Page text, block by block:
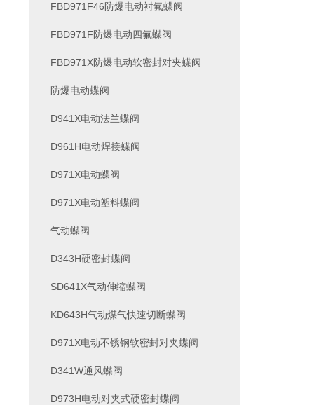
FBD971F46防爆电动衬氟蝶阀
FBD971F防爆电动四氟蝶阀
FBD971X防爆电动软密封对夹蝶阀
防爆电动蝶阀
D941X电动法兰蝶阀
D961H电动焊接蝶阀
D971X电动蝶阀
D971X电动塑料蝶阀
气动蝶阀
D343H硬密封蝶阀
SD641X气动伸缩蝶阀
KD643H气动煤气快速切断蝶阀
D971X电动不锈钢软密封对夹蝶阀
D341W通风蝶阀
D973H电动对夹式硬密封蝶阀